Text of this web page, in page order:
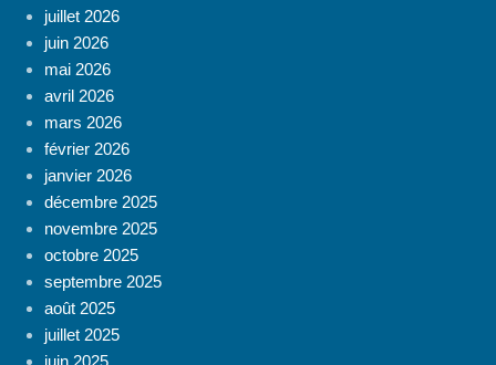
juillet 2026
juin 2026
mai 2026
avril 2026
mars 2026
février 2026
janvier 2026
décembre 2025
novembre 2025
octobre 2025
septembre 2025
août 2025
juillet 2025
juin 2025